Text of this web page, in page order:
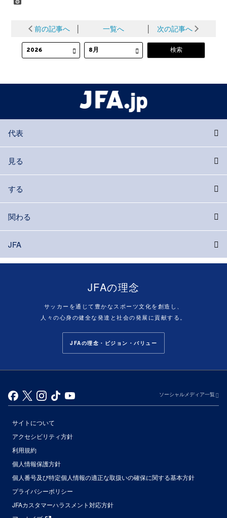
前の記事へ │ 一覧へ │ 次の記事へ
代表
見る
する
関わる
JFA
JFAの理念
サッカーを通じて豊かなスポーツ文化を創造し、
人々の心身の健全な発達と社会の発展に貢献する。
JFAの理念・ビジョン・バリュー
ソーシャルメディア一覧
サイトについて
アクセシビリティ方針
利用規約
個人情報保護方針
個人番号及び特定個人情報の適正な取扱いの確保に関する基本方針
プライバシーポリシー
JFAカスタマーハラスメント対応方針